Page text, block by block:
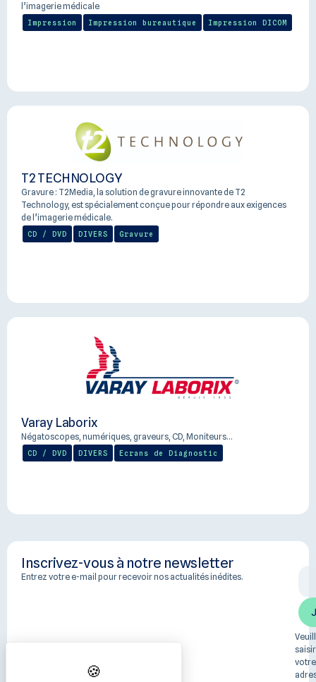
l’imagerie médicale
Impression Impression bureautique Impression DICOM
T2 TECHNOLOGY
Gravure : T2Media, la solution de gravure innovante de T2
Technology, est spécialement conçue pour répondre aux exigences
de l’imagerie médicale.
CD / DVD DIVERS Gravure
Varay Laborix
Négatoscopes, numériques, graveurs, CD, Moniteurs…
CD / DVD DIVERS Ecrans de Diagnostic
Inscrivez-vous à notre newsletter
Entrez votre e-mail pour recevoir nos actualités inédites.
saisir
votre